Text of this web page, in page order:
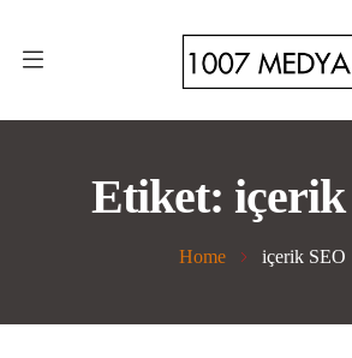
Etiket: içerik
Home içerik SEO